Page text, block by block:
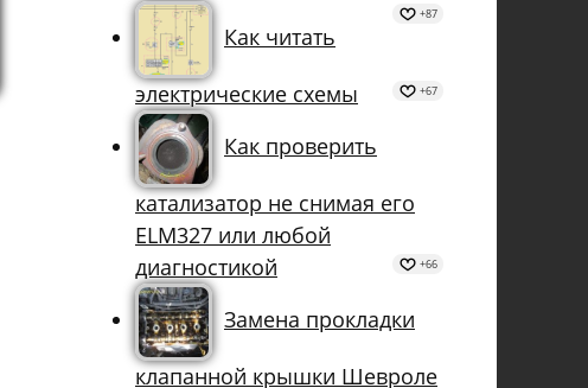
+87
Как читать
электрические схемы
+67
Как проверить
катализатор не снимая его
ELM327 или любой
диагностикой
+66
Замена прокладки
клапанной крышки Шевроле